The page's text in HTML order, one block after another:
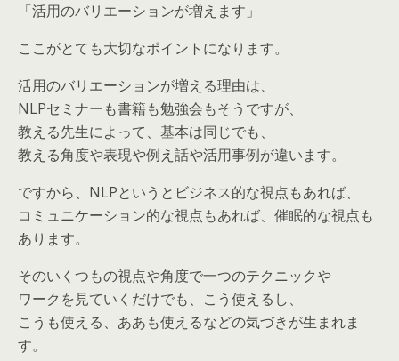
「活用のバリエーションが増えます」
ここがとても大切なポイントになります。
活用のバリエーションが増える理由は、
NLPセミナーも書籍も勉強会もそうですが、
教える先生によって、基本は同じでも、
教える角度や表現や例え話や活用事例が違います。
ですから、NLPというとビジネス的な視点もあれば、
コミュニケーション的な視点もあれば、催眠的な視点も
あります。
そのいくつもの視点や角度で一つのテクニックや
ワークを見ていくだけでも、こう使えるし、
こうも使える、ああも使えるなどの気づきが生まれま
す。